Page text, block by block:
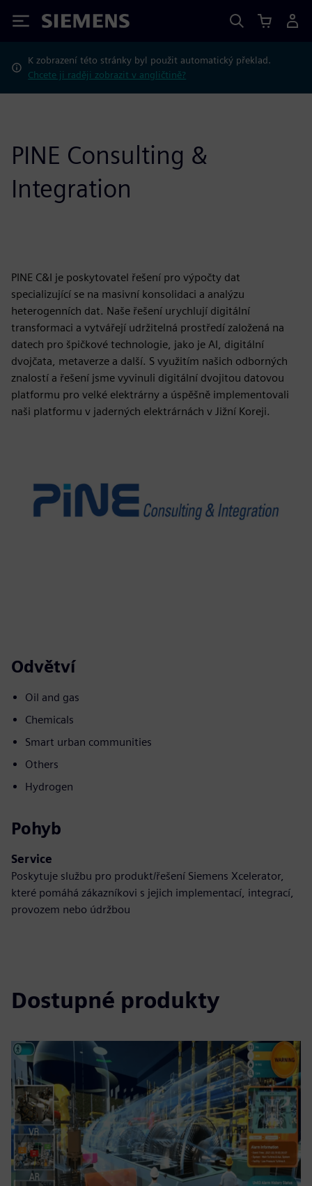
Siemens
K zobrazení této stránky byl použit automatický překlad.
Chcete ji raději zobrazit v angličtině?
PINE Consulting &
Integration
PINE C&I je poskytovatel řešení pro výpočty dat
specializující se na masivní konsolidaci a analýzu
heterogenních dat. Naše řešení urychlují digitální
transformaci a vytvářejí udržitelná prostředí založená na
datech pro špičkové technologie, jako je AI, digitální
dvojčata, metaverze a další. S využitím našich odborných
znalostí a řešení jsme vyvinuli digitální dvojitou datovou
platformu pro velké elektrárny a úspěšně implementovali
naši platformu v jaderných elektrárnách v Jižní Koreji.
Odvětví
Oil and gas
Chemicals
Smart urban communities
Others
Hydrogen
Pohyb
Service
Poskytuje službu pro produkt/řešení Siemens Xcelerator,
které pomáhá zákazníkovi s jejich implementací, integrací,
provozem nebo údržbou
Dostupné produkty